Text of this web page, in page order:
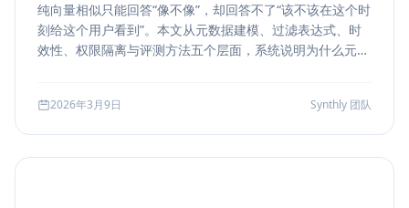
纯向量相似只能回答“像不像”，却回答不了“该不该在这个时
刻给这个用户看到”。本文从元数据建模、过滤表达式、时
效性、权限隔离与评测方法五个层面，系统说明为什么元数
2026年3月9日 Synthly 团队